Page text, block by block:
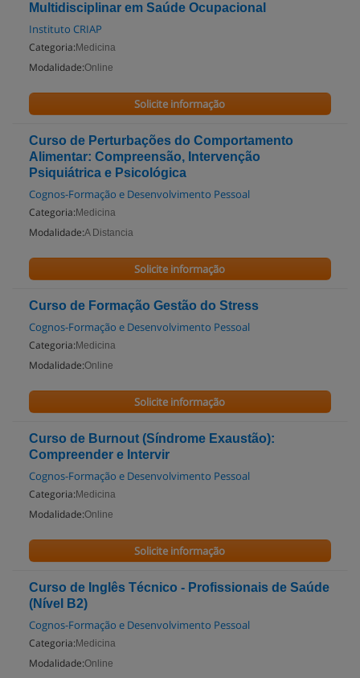
Multidisciplinar em Saúde Ocupacional
Instituto CRIAP
Categoria: Medicina
Modalidade:Online
Solicite informação
Curso de Perturbações do Comportamento
Alimentar: Compreensão, Intervenção
Psiquiátrica e Psicológica
Cognos-Formação e Desenvolvimento Pessoal
Categoria: Medicina
Modalidade:A Distancia
Solicite informação
Curso de Formação Gestão do Stress
Cognos-Formação e Desenvolvimento Pessoal
Categoria: Medicina
Modalidade:Online
Solicite informação
Curso de Burnout (Síndrome Exaustão):
Compreender e Intervir
Cognos-Formação e Desenvolvimento Pessoal
Categoria: Medicina
Modalidade:Online
Solicite informação
Curso de Inglês Técnico - Profissionais de Saúde
(Nível B2)
Cognos-Formação e Desenvolvimento Pessoal
Categoria: Medicina
Modalidade:Online